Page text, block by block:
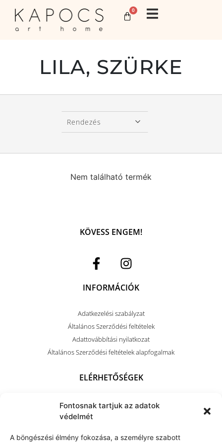
Fontosnak tartjuk az adatok
védelmét
A böngészési élmény fokozása, a személyre szabott
0
LILA, SZÜRKE
Rendezés
Nem található termék
KÖVESS ENGEM!
INFORMÁCIÓK
Adatkezelési szabályzat
Általános Szerződési feltételek
Adattovábbítási nyilatkozat
Általános Szerződési feltételek alapfogalmak
ELÉRHETŐSÉGEK
+36 (70) 703 4212
kapocsart@kapocsarthome.com